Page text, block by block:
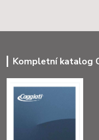
Kompletní katalog